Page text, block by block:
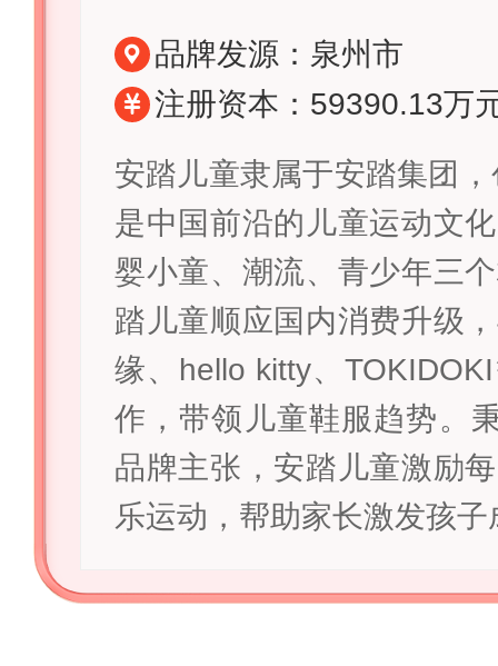
品牌发源：泉州市
注册资本：59390.13万
安踏儿童隶属于安踏集团
是中国前沿的儿童运动文
婴小童、潮流、青少年三
踏儿童顺应国内消费升级
缘、hello kitty、
作，带领儿童鞋服趋势。
品牌主张，安踏儿童激励
乐运动，帮助家长激发孩